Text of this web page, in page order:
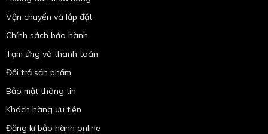
Vận chuyển và lắp đặt
Chính sách bảo hành
Tạm ứng và thanh toán
Đổi trả sản phẩm
Bảo mật thông tin
Khách hàng ưu tiên
Đăng kí bảo hành online